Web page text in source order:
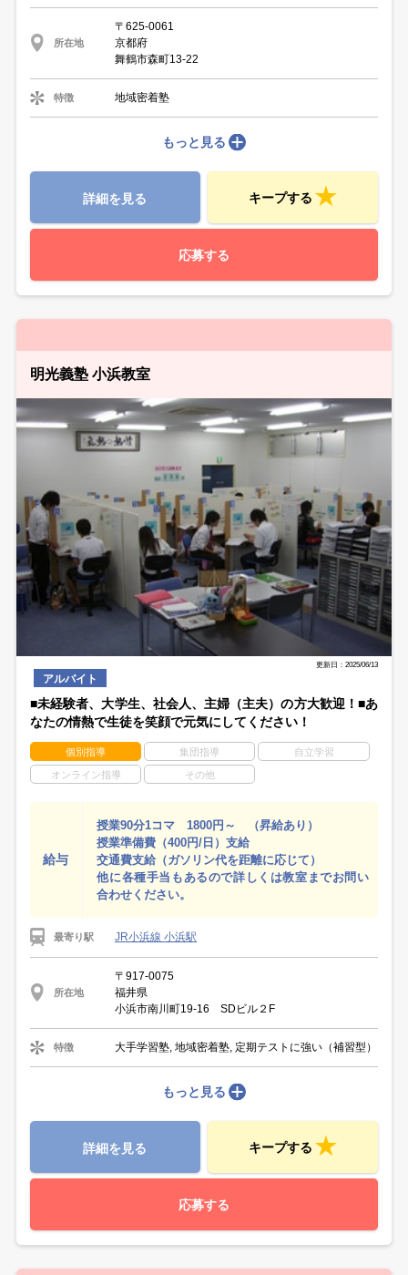
所在地
〒625-0061
京都府
舞鶴市森町13-22
特徴 地域密着塾
もっと見る
詳細を見る キープする
応募する
明光義塾 小浜教室
更新日：2025/06/13
アルバイト
■未経験者、大学生、社会人、主婦（主夫）の方大歓迎！■あ
なたの情熱で生徒を笑顔で元気にしてください！
個別指導 集団指導 自立学習
オンライン指導 その他
給与
授業90分1コマ 1800円～ （昇給あり）
授業準備費（400円/日）支給
交通費支給（ガソリン代を距離に応じて）
他に各種手当もあるので詳しくは教室までお問い
合わせください。
最寄り駅 JR小浜線 小浜駅
所在地
〒917-0075
福井県
小浜市南川町19-16 SDビル２F
特徴 大手学習塾, 地域密着塾, 定期テストに強い（補習型）
もっと見る
詳細を見る キープする
応募する